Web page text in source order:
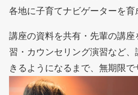
各地に子育てナビゲーターを育
講座の資料を共有・先輩の講座
習・カウンセリング演習など
きるようになるまで、無期限で